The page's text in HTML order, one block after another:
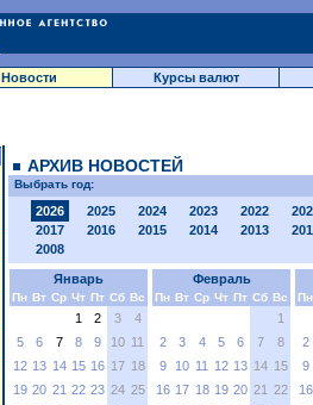
Новости Курсы валют
АРХИВ НОВОСТЕЙ
Выбрать год:
2026 2025 2024 2023 2022
2017
2016 2015 2014 2013
2008
Январь
Пн Вт Ср Чт Пт Сб Вс
1 2 3
4
5
6 7 8 9 10 11
12 13 14 15 16 17 18
19 20 21 22 23 24 25
Февраль
Пн Вт Ср Чт Пт Сб Вс
1
2
3 4 5 6 7
8
9
10 11 12 13 14 15
16 17 18 19 20 21 22
Пн
2
9
16